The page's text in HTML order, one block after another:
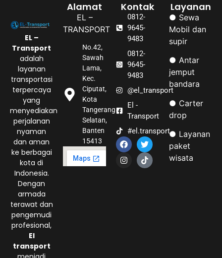
EL –
Transport
adalah
layanan
transportasi
terpercaya
yang
menyediakan
perjalanan
nyaman
dan aman
ke berbagai
kota di
Indonesia.
Dengan
armada
terawat dan
pengemudi
profesional,
El
transport
Alamat
EL –
TRANSPORT
No.42,
Sawah
Lama,
Kec.
Ciputat,
Kota
Tangerang
Selatan,
Banten
15413
Kontak
0812-
9645-
9483
0812-
9645-
9483
@el_transport
El -
Transport
#el.transport
Layanan
● Sewa
Mobil dan
supir
● Antar
jemput
bandara
● Carter
drop
● Layanan
paket
wisata